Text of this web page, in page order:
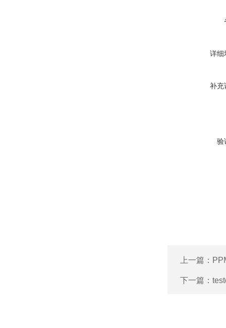
详细
补充
验
上一篇：
下一篇：